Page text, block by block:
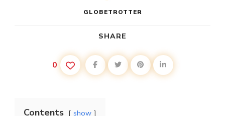
GLOBETROTTER
SHARE
0
Contents show